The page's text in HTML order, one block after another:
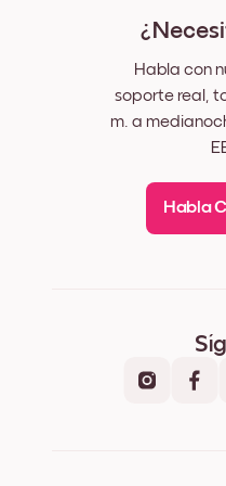
Habla con
soporte real,
m. a
Habla